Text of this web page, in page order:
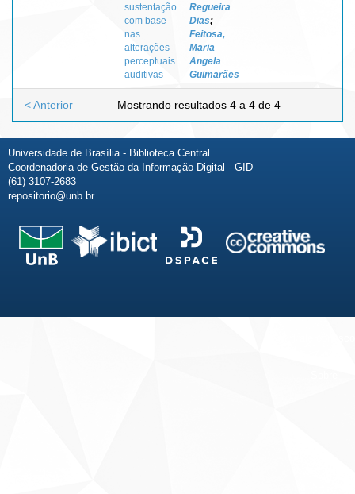
sustentação
com base
nas
alterações
perceptuais
auditivas
Regueira
Dias;
Feitosa,
Maria
Angela
Guimarães
Mostrando resultados 4 a 4 de 4
< Anterior
Universidade de Brasília - Biblioteca Central
Coordenadoria de Gestão da Informação Digital - GID
(61) 3107-2683
repositorio@unb.br